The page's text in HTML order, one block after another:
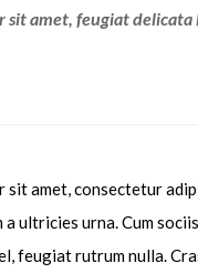
sit amet, feugiat
amet, consectetur
a ultricies urna. Cum
feugiat rutrum nulla.